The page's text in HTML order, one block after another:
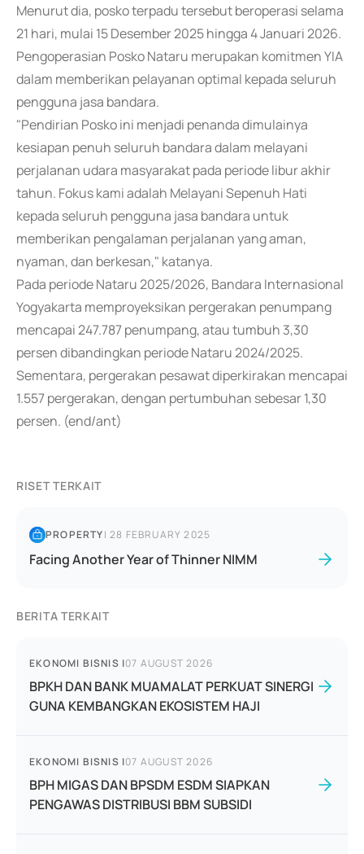
Menurut dia, posko terpadu tersebut beroperasi selama
21 hari, mulai 15 Desember 2025 hingga 4 Januari 2026.
Pengoperasian Posko Nataru merupakan komitmen YIA
dalam memberikan pelayanan optimal kepada seluruh
pengguna jasa bandara.
"Pendirian Posko ini menjadi penanda dimulainya
kesiapan penuh seluruh bandara dalam melayani
perjalanan udara masyarakat pada periode libur akhir
tahun. Fokus kami adalah Melayani Sepenuh Hati
kepada seluruh pengguna jasa bandara untuk
memberikan pengalaman perjalanan yang aman,
nyaman, dan berkesan," katanya.
Pada periode Nataru 2025/2026, Bandara Internasional
Yogyakarta memproyeksikan pergerakan penumpang
mencapai 247.787 penumpang, atau tumbuh 3,30
persen dibandingkan periode Nataru 2024/2025.
Sementara, pergerakan pesawat diperkirakan mencapai
1.557 pergerakan, dengan pertumbuhan sebesar 1,30
persen. (end/ant)
RISET TERKAIT
PROPERTY|28 FEBRUARY 2025
Facing Another Year of Thinner NIMM
BERITA TERKAIT
EKONOMI BISNIS |07 AUGUST 2026
BPKH DAN BANK MUAMALAT PERKUAT SINERGI
GUNA KEMBANGKAN EKOSISTEM HAJI
EKONOMI BISNIS |07 AUGUST 2026
BPH MIGAS DAN BPSDM ESDM SIAPKAN
PENGAWAS DISTRIBUSI BBM SUBSIDI